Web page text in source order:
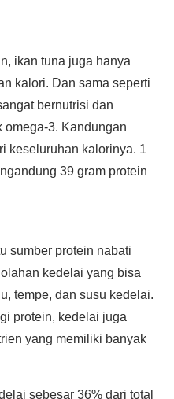
ikan tuna juga hanya
kalori. Dan sama seperti
bernutrisi dan
omega-3. Kandungan
keseluruhan kalorinya. 1
39 gram protein
sumber protein nabati
kedelai yang bisa
tempe, dan susu kedelai.
protein, kedelai juga
yang memiliki banyak
sebesar 36% dari total